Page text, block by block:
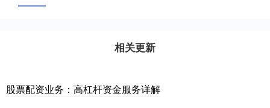
相关更新
股票配资业务：高杠杆资金服务详解